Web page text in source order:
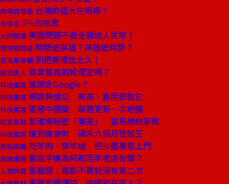
商場自慢塾 台灣的盛大在哪裡？
去梯言 5％的迷思
大師開講 美國問題不要全賴給人民幣！
管理相對論 時勢造英雄？英雄造時勢？
葛洛斯專欄 別把美債放太久！
經濟達人 買套餐真的較便宜嗎？
科技風雲 誰擠走Google？
科技風雲 網頁夠傻瓜 菁英、農民都黏它
科技風雲 追著中國變 每週更新一次地圖
投資焦點 彭淮南秘密「兼差」 當馬總統家教
科技風雲 賺到機會財 碩禾六個月登股王
焦點新聞 吃羊肉、穿羊絨 把沙塵暴惹上門
商周書摘 最炫手機為何和百年老店有關？
人物特寫 張藝謀：電影不賣就沒有第二次